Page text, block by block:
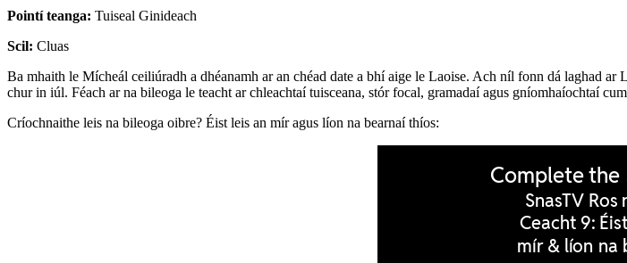
Pointí teanga: Tuiseal Ginideach
Scil: Cluas
Ba mhaith le Mícheál ceiliúradh a dhéanamh ar an chéad date a bhí aige le Laoise. Ach níl fonn dá laghad
chur in iúl. Féach ar na bileoga le teacht ar chleachtaí tuisceana, stór focal, gramadaí agus gníomhaíochtaí
Críochnaithe leis na bileoga oibre? Éist leis an mír agus líon na bearnaí thíos: